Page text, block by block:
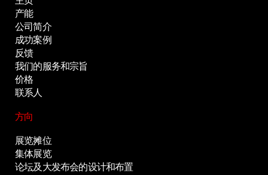
产能
公司简介
成功案例
反馈
我们的服务和宗旨
价格
联系人
方向
展览摊位
集体展览
论坛及大发布会的设计和布置